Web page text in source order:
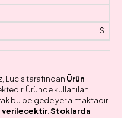
F
SI
Lucis tarafından Ürün
Üründe kullanılan
bu belgede yer almaktadır.
verilecektir. Stoklarda